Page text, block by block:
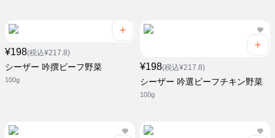
¥198(税込¥217.8)
シーザー 吟撰ビーフ野菜
100g
¥198(税込¥217.8)
シーザー 吟選ビーフチキン野菜
100g